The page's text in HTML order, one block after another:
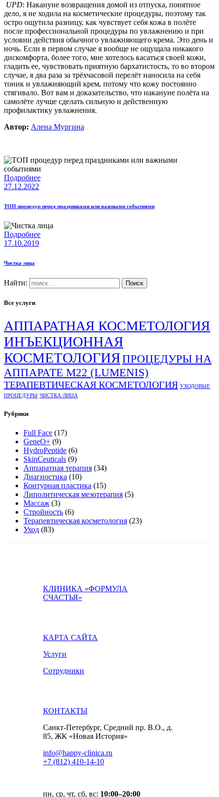
UPD: Накануне возвращения домой из отпуска, понятное
дело, я не ходила на косметические процедуры, поэтому так
остро ощутила разницу, как чувствует себя кожа в полёте
после профессиональной процедуры по увлажнению и при
условии действия обычного увлажняющего крема. Это день и
ночь. Если в первом случае я вообще не ощущала никакого
дискомфорта, более того, мне хотелось касаться своей кожи,
гладить ее, чувствовать приятную бархатистость, то во втором
случае, я два раза за трёхчасовой перелёт наносила на себя
тоник и увлажняющий крем, потому что кожу постоянно
стягивало. Вот вам и доказательство, что накануне полёта на
самолёте лучше сделать сильную и действенную
профилактику увлажнения.
Автор: Алена Мургина
Подробнее
27.12.2022
ТОП процедур перед праздниками или важными событиями
Подробнее
17.10.2019
Чистка лица
Найти:
Все услуги
АППАРАТНАЯ КОСМЕТОЛОГИЯ
ИНЪЕКЦИОННАЯ
КОСМЕТОЛОГИЯПРОЦЕДУРЫ НА
АППАРАТЕ М22 (LUMENIS)
ТЕРАПЕВТИЧЕСКАЯ КОСМЕТОЛОГИЯ УХОДОВЫЕ
ПРОЦЕДУРЫ ЧИСТКА ЛИЦА
Рубрики
Full Face (17)
GeneO+ (9)
HydroPeptide (6)
SkinCeuticals (9)
Аппаратная терапия (34)
Диагностика (10)
Контурная пластика (15)
Липолитическая мезотерапия (5)
Массаж (3)
Стройность (6)
Терапевтическая косметология (23)
Уход (83)
КЛИНИКА «ФОРМУЛА
СЧАСТЬЯ»
КАРТА САЙТА
Услуги
Сотрудники
КОНТАКТЫ
Санкт-Петербург, Средний пр. В.О., д.
85, ЖК «Новая История»
info@happy-clinica.ru
+7 (812) 410-14-10
пн, ср, чт, сб, вс: 10:00–20:00